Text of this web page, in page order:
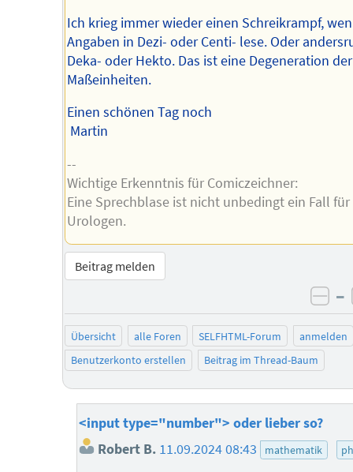
Ich krieg immer wieder einen Schreikrampf,
Angaben in Dezi- oder Centi- lese. Oder
Deka- oder Hekto. Das ist eine Degeneration der
Maßeinheiten.
Einen schönen Tag noch
Martin
--
Wichtige Erkenntnis für Comiczeichner:
Eine Sprechblase ist nicht unbedingt ein Fall für
Urologen.
Beitrag melden
–
Übersicht alle Foren SELFHTML-Forum
anmelden
Benutzerkonto erstellen
Beitrag im Thread-Baum
<input type="number"> oder lieber so?
Robert B. 11.09.2024 08:43 mathematik